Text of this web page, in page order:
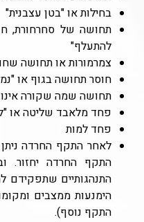
בחילות או "בטן עצבנית"
תחושה של סחרחורת,
להתעלף"
צמרמורות או תחושה
חוסר תחושה בגוף או
תחושה שמה שקורה
פחד מלאבד שליטה או
פחד למות
לאחר התקף החרדה
התקף החרדה יחזור.
התנהגותיים שתפקידם
הימנעות ממצבים
התקף נוסף).